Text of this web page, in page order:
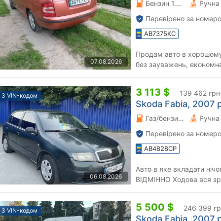
07.08.2026
Бензин 1.39 л.
Перевірено за
AB7375KC
Продам авто в
без зауважень,
З VIN-кодом
06.08.2026
3 113 $ 139 462 грн
Skoda Fabia, 2007
Газ/бензин 1.2 л.
Перевірено за
AB4828CP
Авто в яке вкладати нічого не
ВІДМІННО Ходова вся зроблена Коробка супер Електрика
З VIN-кодом 5 500 $ 246 399
Skoda Fabia, 2007